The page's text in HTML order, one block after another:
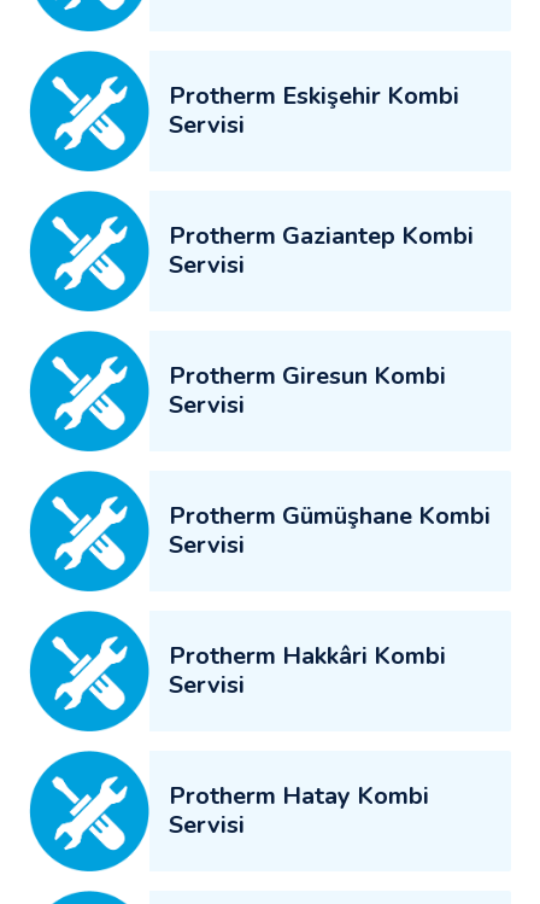
Protherm Eskişehir Kombi
Servisi
Protherm Gaziantep Kombi
Servisi
Protherm Giresun Kombi
Servisi
Protherm Gümüşhane Kombi
Servisi
Protherm Hakkâri Kombi
Servisi
Protherm Hatay Kombi
Servisi